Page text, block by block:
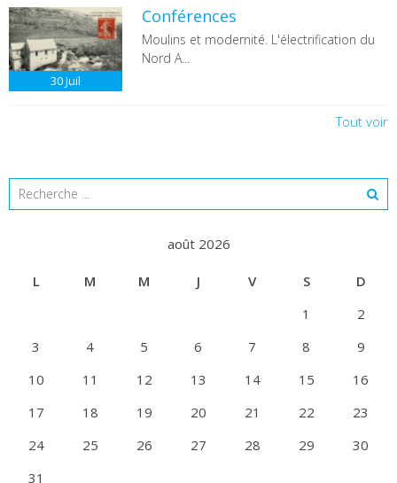
30Juil
Conférences
Moulins et modernité. L'électrification du
Nord A...
Tout voir
août 2026
L M M J V S
D
1
2
3
4 5 6 7 8
9
10
11 12 13 14 15
16
17
18 19 20 21 22
23
24
25 26 27 28 29
30
31